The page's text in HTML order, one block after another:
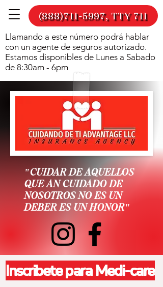
(888)711-5997, TTY 711
Llamando a este número podrá hablar
con un agente de seguros autorizado.
Estamos disponibles de Lunes a Sabado
de 8:30am - 6pm
"CUIDAR DE AQUELLOS
QUE AN CUIDADO DE
NOSOTROS NO ES UN
DEBER ES UN HONOR"
Inscribete para Medi-care